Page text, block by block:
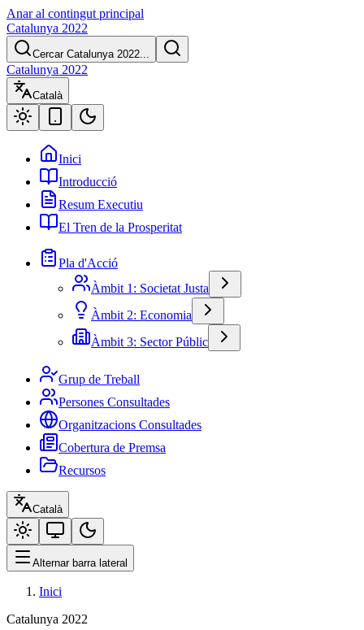
Anar al contingut principal
Catalunya 2022
Cercar Catalunya 2022...
Catalunya 2022
Català
Inici
Introducció
Resum Executiu
El Tren de la Prosperitat
Pla d'Acció
Àmbit 1: Societat Justa
Àmbit 2: Economia
Àmbit 3: Sector Públic
Grup de Treball
Persones Consultades
Organitzacions Consultades
Cobertura de Premsa
Recursos
Català
Alternar barra lateral
Inici
Catalunya 2022